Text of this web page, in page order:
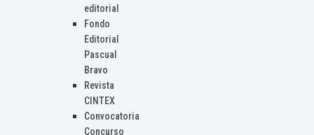
editorial
Fondo
Editorial
Pascual
Bravo
Revista
CINTEX
Convocatoria
Concurso